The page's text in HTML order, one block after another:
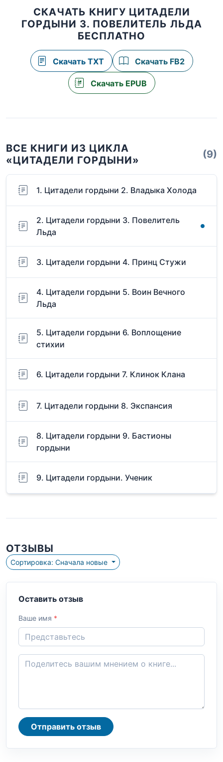
СКАЧАТЬ КНИГУ ЦИТАДЕЛИ
ГОРДЫНИ 3. ПОВЕЛИТЕЛЬ ЛЬДА
БЕСПЛАТНО
Скачать TXT Скачать FB2
Скачать EPUB
ВСЕ КНИГИ ИЗ ЦИКЛА
«ЦИТАДЕЛИ ГОРДЫНИ»
(9)
1. Цитадели гордыни 2. Владыка Холода
2. Цитадели гордыни 3. Повелитель
Льда
3. Цитадели гордыни 4. Принц Стужи
4. Цитадели гордыни 5. Воин Вечного
Льда
5. Цитадели гордыни 6. Воплощение
стихии
6. Цитадели гордыни 7. Клинок Клана
7. Цитадели гордыни 8. Экспансия
8. Цитадели гордыни 9. Бастионы
гордыни
9. Цитадели гордыни. Ученик
ОТЗЫВЫ
Сортировка: Сначала новые
Оставить отзыв
Ваше имя *
Отправить отзыв